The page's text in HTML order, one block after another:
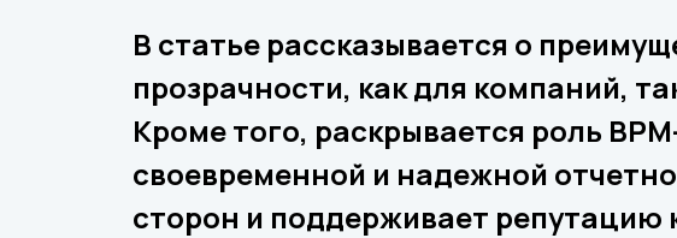
В статье рассказывается о
прозрачности, как для компаний,
Кроме того, раскрывается роль
своевременной и надежной
сторон и поддерживает репутацию